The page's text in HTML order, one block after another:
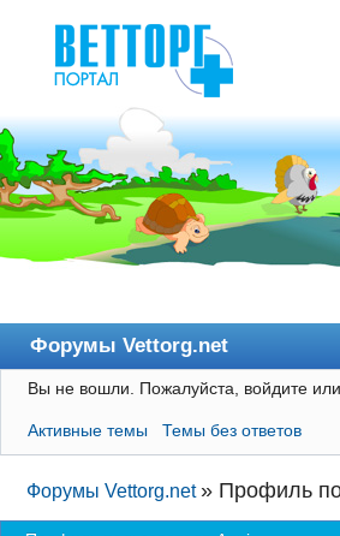
Форумы Vettorg.net
Главная
Пользователи
Правила
Поиск
Вы не вошли. Пожалуйста, войдите
Активные темы Темы без ответов
Форумы Vettorg.net » Профиль